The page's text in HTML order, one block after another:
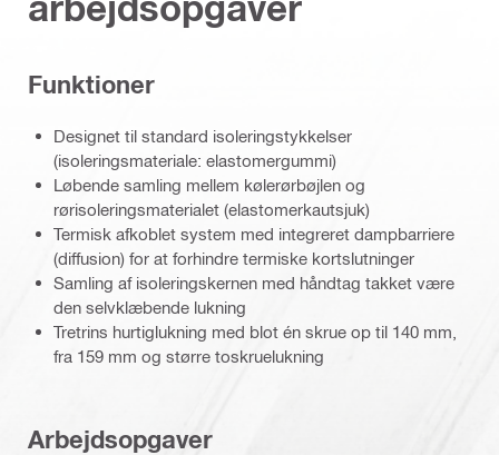
Funktioner
Designet til standard isoleringstykkelser
(isoleringsmateriale: elastomergummi)
Løbende samling mellem kølerørbøjlen og
rørisoleringsmaterialet (elastomerkautsjuk)
Termisk afkoblet system med integreret dampbarriere
(diffusion) for at forhindre termiske kortslutninger
Samling af isoleringskernen med håndtag takket være
den selvklæbende lukning
Tretrins hurtiglukning med blot én skrue op til 140 mm,
fra 159 mm og større toskruelukning
Arbejdsopgaver